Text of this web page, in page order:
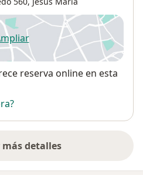
se abre en una nueva
reserva online en esta
detalles
sobre la dirección